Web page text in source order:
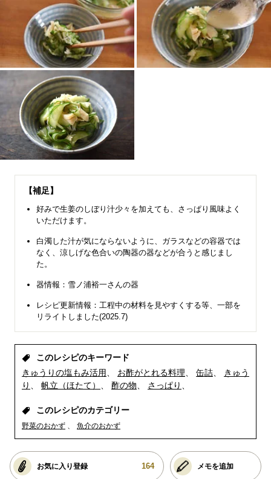
【補足】
好みで生姜のしぼり汁少々を加えても、さっぱり風味よく
いただけます。
白濁した汁が気にならないように、ガラスなどの容器では
なく、涼しげな色合いの陶器の器などが合うと感じまし
た。
器情報：雪ノ浦裕一さんの器
レシピ更新情報：工程中の材料を見やすくする等、一部を
リライトしました(2025.7)
このレシピのキーワード
きゅうりの塩もみ活用
お酢がとれる料理 缶詰
きゅう
り
帆立（ほたて） 酢の物 さっぱり
このレシピのカテゴリー
野菜のおかず 魚介のおかず
お気に入り登録 164 メモを追加